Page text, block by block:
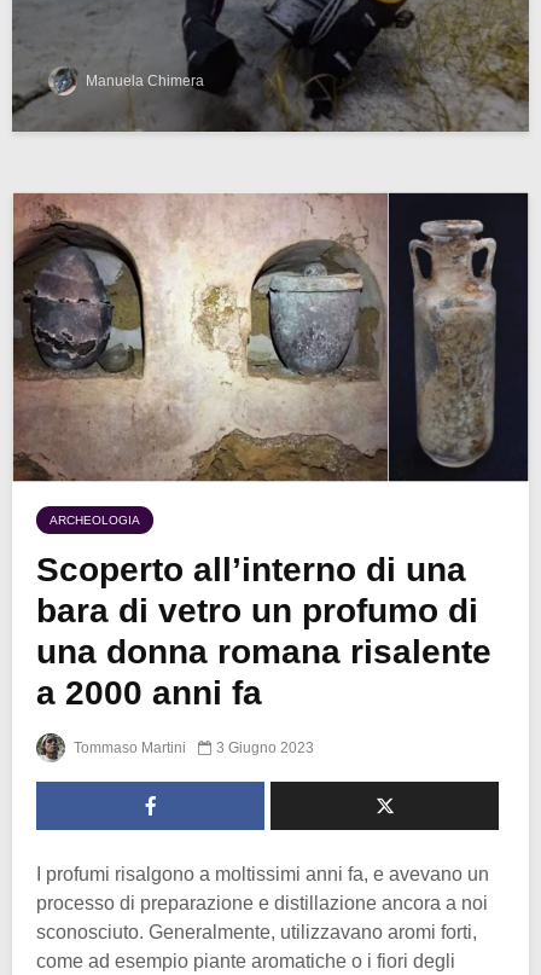
Manuela Chimera
ARCHEOLOGIA
Scoperto all’interno di una
bara di vetro un profumo di
una donna romana risalente
a 2000 anni fa
Tommaso Martini 3 Giugno 2023
I profumi risalgono a moltissimi anni fa, e avevano un
processo di preparazione e distillazione ancora a noi
sconosciuto. Generalmente, utilizzavano aromi forti,
come ad esempio piante aromatiche o i fiori degli